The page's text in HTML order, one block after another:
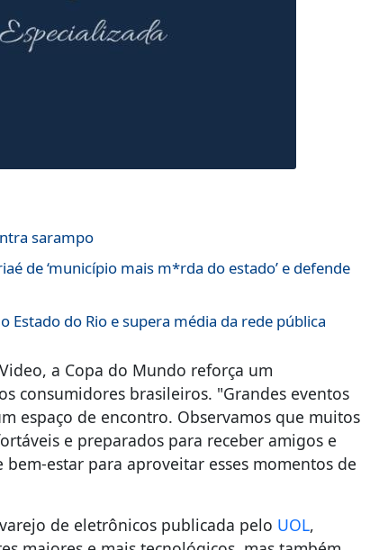
sarampo
de ‘município mais m*rda do estado’ e defende
do Rio e supera média da rede pública
a Copa do Mundo reforça um
consumidores brasileiros. "Grandes eventos
espaço de encontro. Observamos que muitos
e preparados para receber amigos e
estar para aproveitar esses momentos de
de eletrônicos publicada pelo UOL,